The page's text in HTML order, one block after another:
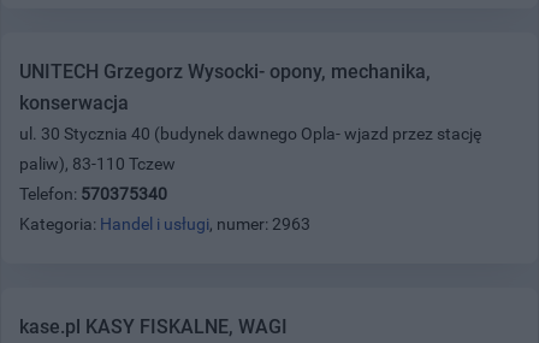
UNITECH Grzegorz Wysocki- opony, mechanika,
konserwacja
ul. 30 Stycznia 40 (budynek dawnego Opla- wjazd przez stację
paliw), 83-110 Tczew
Telefon: 570375340
Kategoria: Handel i usługi, numer: 2963
kase.pl KASY FISKALNE, WAGI